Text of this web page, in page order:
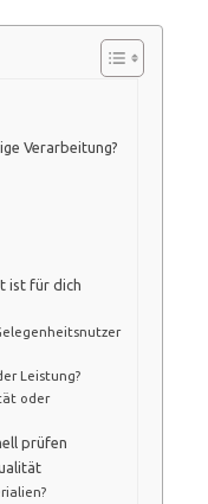
Verarbeitung?
ist für dich
Leistung?
oder
prüfen